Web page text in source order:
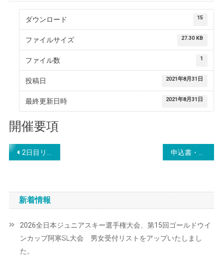
ダウンロード 15
ファイルサイズ 27.30 KB
ファイル数 1
投稿日 2021年8月31日
最終更新日時 2021年8月31日
開催要項
投
ナ
ビ
ゲ
ー
2日目リザルト
新着情報
2026全日本ジュニアスキー選手権大会、第15回ゴールドウイ
ンカップ阿寒SL大会 男女受付リストをアップいたしまし
た。